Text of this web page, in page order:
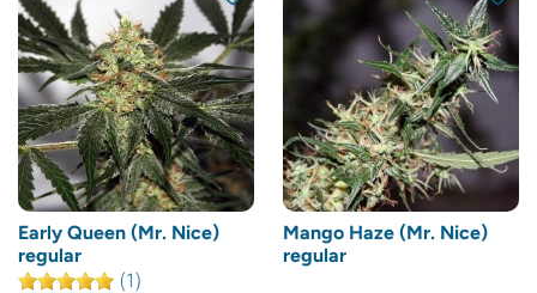
Early Queen (Mr. Nice)
regular
(1)
Mango Haze (Mr. Nice)
regular